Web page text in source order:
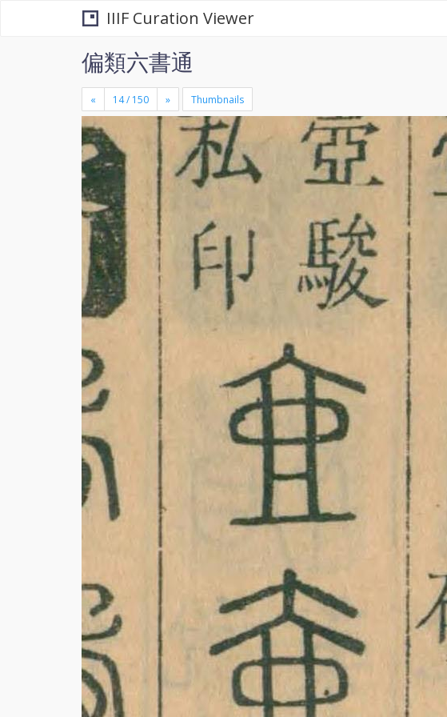
IIIF Curation Viewer
偏類六書通
« » Thumbnails
+
-